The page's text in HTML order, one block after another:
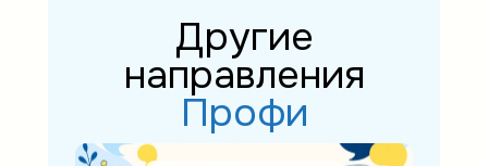
Другие
направления
Профи